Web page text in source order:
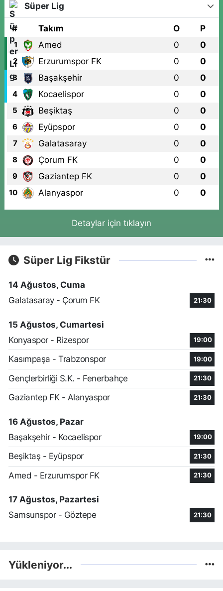
Süper Lig
# Takım O P
1 Amed 0 0
2 Erzurumspor FK 0 0
3 Başakşehir 0 0
4 Kocaelispor 0 0
5 Beşiktaş 0 0
6 Eyüpspor 0 0
7 Galatasaray 0 0
8 Çorum FK 0 0
9 Gaziantep FK 0 0
10 Alanyaspor 0 0
Detaylar için tıklayın
Süper Lig Fikstür
14 Ağustos, Cuma
Galatasaray - Çorum FK
21:30
15 Ağustos, Cumartesi
Konyaspor - Rizespor
19:00
Kasımpaşa - Trabzonspor 19:00
Gençlerbirliği S.K. - Fenerbahçe 21:30
Gaziantep FK - Alanyaspor 21:30
16 Ağustos, Pazar
Başakşehir - Kocaelispor
19:00
Beşiktaş - Eyüpspor 21:30
Amed - Erzurumspor FK 21:30
17 Ağustos, Pazartesi
Samsunspor - Göztepe
21:30
Yükleniyor...